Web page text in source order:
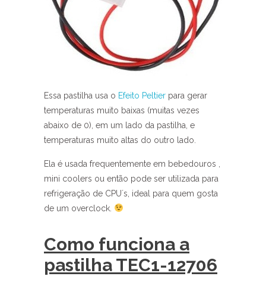
Essa pastilha usa o Efeito Peltier para gerar
temperaturas muito baixas (muitas vezes
abaixo de 0), em um lado da pastilha, e
temperaturas muito altas do outro lado.
Ela é usada frequentemente em bebedouros ,
mini coolers ou então pode ser utilizada para
refrigeração de CPU´s, ideal para quem gosta
de um overclock.
Como funciona a
pastilha TEC1-12706